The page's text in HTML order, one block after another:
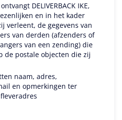
DELIVERBACK IKE,
en in het kader
verleent, de gegevens van
van derden (afzenders of
van een zending) die
de postale objecten die zij
naam, adres,
en opmerkingen ter